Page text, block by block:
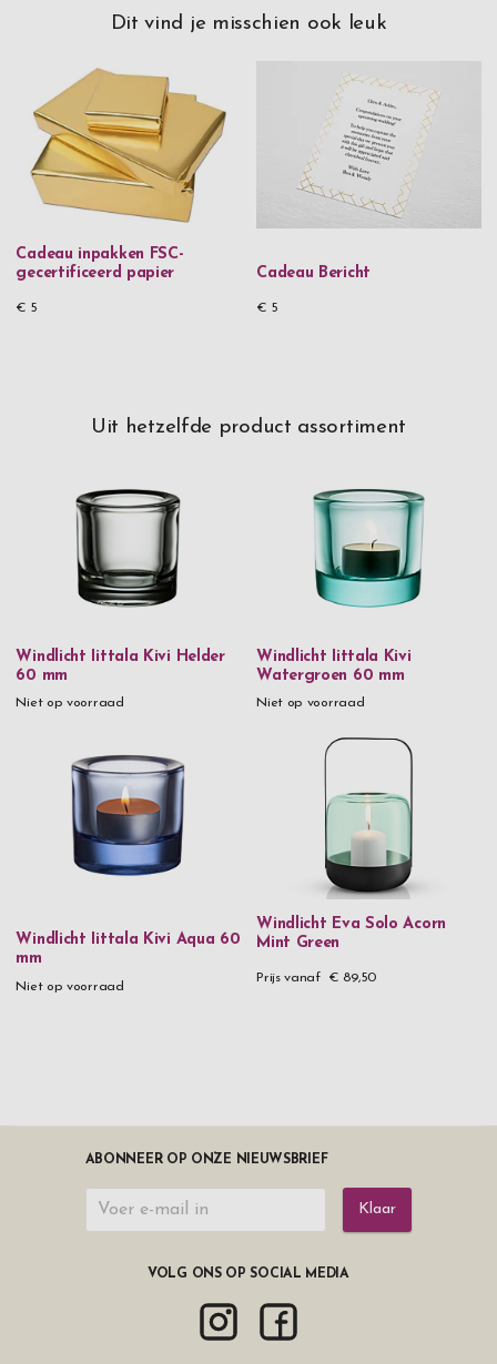
Dit vind je misschien ook leuk
Cadeau inpakken FSC-
gecertificeerd papier
€ 5
Cadeau Bericht
€ 5
Uit hetzelfde product assortiment
Windlicht Iittala Kivi Helder
60 mm
Niet op voorraad
Windlicht Iittala Kivi
Watergroen 60 mm
Niet op voorraad
Windlicht Iittala Kivi Aqua 60
mm
Niet op voorraad
Windlicht Eva Solo Acorn
Mint Green
Prijs vanaf € 89,50
ABONNEER OP ONZE NIEUWSBRIEF
Klaar
VOLG ONS OP SOCIAL MEDIA